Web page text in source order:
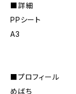
■詳細
PPシート
A3
■プロフィール
めばち